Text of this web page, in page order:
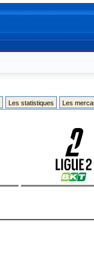
Les statistiques Les